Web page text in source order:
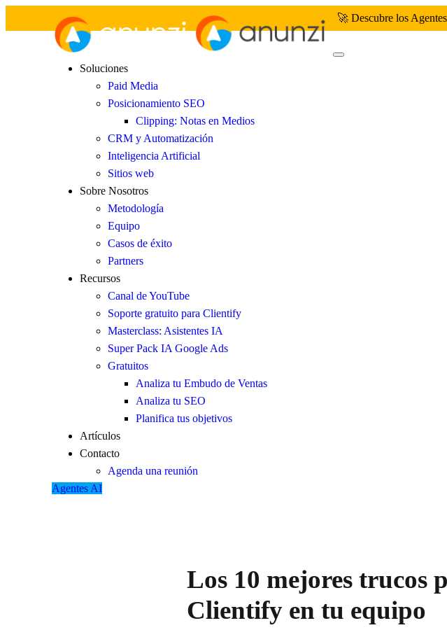
🚀 Descubre los
Soluciones
Paid Media
Posicionamiento SEO
Clipping: Notas en Medios
CRM y Automatización
Inteligencia Artificial
Sitios web
Sobre Nosotros
Metodología
Equipo
Casos de éxito
Partners
Recursos
Canal de YouTube
Soporte gratuito para Clientify
Masterclass: Asistentes IA
Super Pack IA Google Ads
Gratuitos
Analiza tu Embudo de Ventas
Analiza tu SEO
Planifica tus objetivos
Artículos
Contacto
Agenda una reunión
Agentes AI
Los 10 mejores trucos
Clientify en tu equipo